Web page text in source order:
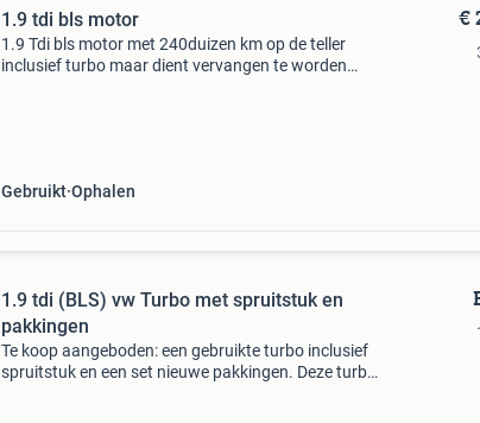
1.9 tdi bls motor
1.9 Tdi bls motor met 240duizen km op de teller
inclusief turbo maar dient vervangen te worden
Gebruikt Ophalen
€
1.9 tdi (BLS) vw Turbo met spruitstuk en
pakkingen
Te koop aangeboden: een gebruikte turbo inclusief
spruitstuk en een set nieuwe pakkingen. Deze turbo